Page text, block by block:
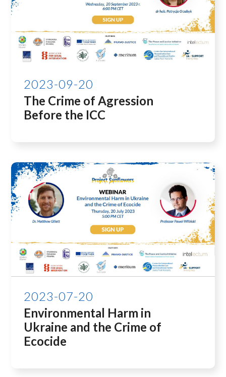
2023-09-20
The Crime of Agression
Before the ICC
2023-07-20
Environmental Harm in
Ukraine and the Crime of
Ecocide